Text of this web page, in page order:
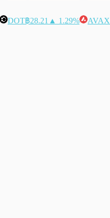
DOT฿28.21 ▲ 1.29% AVAX